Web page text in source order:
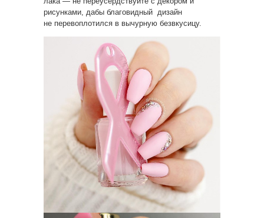
рисунками, дабы благовидный дизайн
не перевоплотился в вычурную безвкусицу.